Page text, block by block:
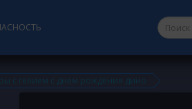
с гелием с днем рождения дино